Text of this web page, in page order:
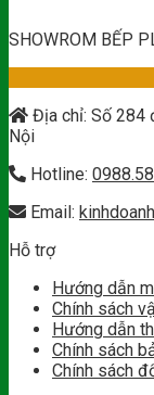
SHOWROM BẾP
Địa chỉ: Số 284
Nội
Hotline:
Email:
Hỗ trợ
Hướng dẫn
Chính sách
Hướng dẫn
Chính sách
Chính sách